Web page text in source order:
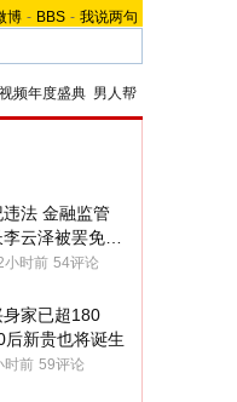
博 - BBS - 我说两句
频年度盛典 男人帮
法 金融监管
云泽被罢免全
小时前 54评论
家已超180
后新贵也将诞生
时前 59评论